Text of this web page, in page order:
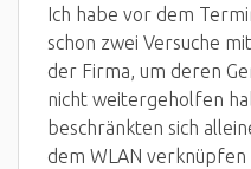
Ich habe vor dem
schon zwei Versuche
der Firma, um deren
nicht weitergeholfen
beschränkten sich
dem WLAN